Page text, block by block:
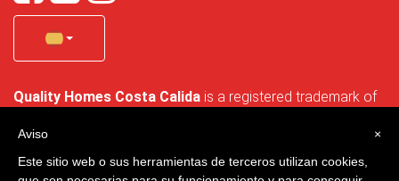
Quality Homes Costa Calida is a registered trademark of
no. B-30750053 and address: Bella Luz 07-05, 30389 La
×
Aviso
Este sitio web o sus herramientas de terceros utilizan cookies,